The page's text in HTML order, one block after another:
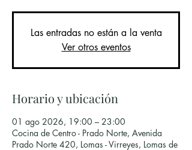
Las entradas no están a la venta
Ver otros eventos
Horario y ubicación
01 ago 2026, 19:00 – 23:00
Cocina de Centro - Prado Norte, Avenida
Prado Norte 420, Lomas - Virreyes, Lomas de